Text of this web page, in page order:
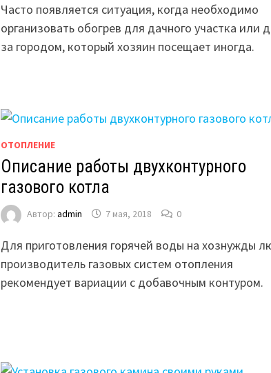
Часто появляется ситуация, когда необходимо
организовать обогрев для дачного участка или
за городом, который хозяин посещает иногда.
ОТОПЛЕНИЕ
Описание работы двухконтурного
газового котла
Автор: admin 7 мая, 2018 0
Для приготовления горячей воды на хознужды
производитель газовых систем отопления
рекомендует вариации с добавочным контуром.